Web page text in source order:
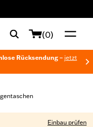
(0)
Rücksendung – jetzt
Einbau prüfen